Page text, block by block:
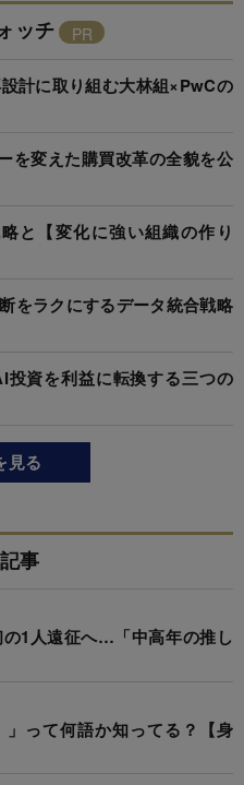
ッチ
計に取り組む大林組×PwCの
を変えた購買改革の全貌を公
と【変化に強い組織の作り
をラクにするデータ統合戦略
資を利益に転換する三つの
見る
事
1人遠征へ…「中高年の推し
って何語か知ってる？【身